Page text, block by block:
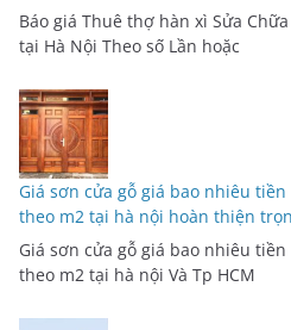
Báo giá Thuê thợ hàn xì Sửa
tại Hà Nội Theo số Lần hoặc
Giá sơn cửa gỗ giá bao nhiêu
theo m2 tại hà nội hoàn thiện
Giá sơn cửa gỗ giá bao nhiêu
theo m2 tại hà nội Và Tp HCM